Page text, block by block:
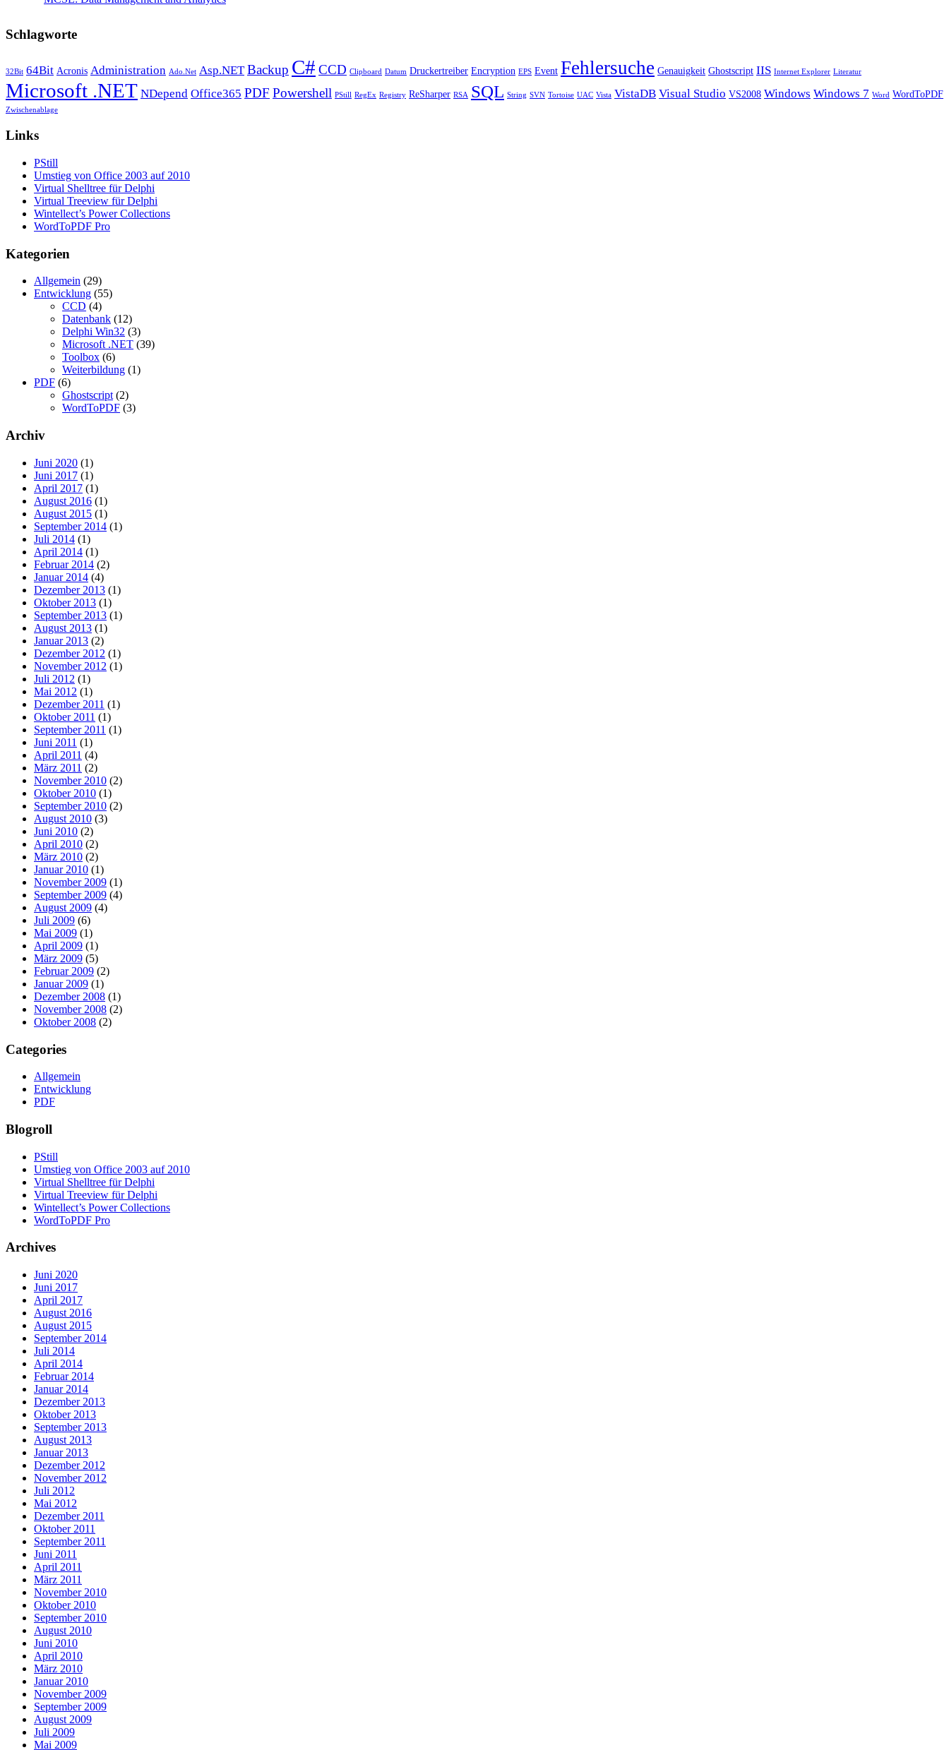
Schlagworte
32Bit 64Bit Acronis Administration Ado.Net Asp.NET Backup C# CCD Clipboard Datum Druckertreiber Encryption EPS Event Fehlersuche Genauigkeit Ghostscript IIS Internet Explorer Literatur
Microsoft .NET NDepend Office365 PDF Powershell PStill RegEx Registry ReSharper RSA SQL String SVN Tortoise UAC Vista VistaDB Visual Studio VS2008 Windows Windows 7 Word WordToPDF
Zwischenablage
Links
PStill
Umstieg von Office 2003 auf 2010
Virtual Shelltree für Delphi
Virtual Treeview für Delphi
Wintellect’s Power Collections
WordToPDF Pro
Kategorien
Allgemein (29)
Entwicklung (55)
CCD (4)
Datenbank (12)
Delphi Win32 (3)
Microsoft .NET (39)
Toolbox (6)
Weiterbildung (1)
PDF (6)
Ghostscript(2)
WordToPDF (3)
Archiv
Juni 2020 (1)
Juni 2017 (1)
April 2017 (1)
August 2016 (1)
August 2015 (1)
September 2014 (1)
Juli 2014 (1)
April 2014 (1)
Februar 2014 (2)
Januar 2014 (4)
Dezember 2013 (1)
Oktober 2013 (1)
September 2013 (1)
August 2013 (1)
Januar 2013 (2)
Dezember 2012 (1)
November 2012 (1)
Juli 2012 (1)
Mai 2012 (1)
Dezember 2011 (1)
Oktober 2011 (1)
September 2011 (1)
Juni 2011 (1)
April 2011 (4)
März 2011 (2)
November 2010 (2)
Oktober 2010 (1)
September 2010 (2)
August 2010 (3)
Juni 2010 (2)
April 2010 (2)
März 2010 (2)
Januar 2010 (1)
November 2009 (1)
September 2009 (4)
August 2009 (4)
Juli 2009 (6)
Mai 2009 (1)
April 2009 (1)
März 2009 (5)
Februar 2009 (2)
Januar 2009 (1)
Dezember 2008 (1)
November 2008 (2)
Oktober 2008 (2)
Categories
Allgemein
Entwicklung
PDF
Blogroll
PStill
Umstieg von Office 2003 auf 2010
Virtual Shelltree für Delphi
Virtual Treeview für Delphi
Wintellect’s Power Collections
WordToPDF Pro
Archives
Juni 2020
Juni 2017
April 2017
August 2016
August 2015
September 2014
Juli 2014
April 2014
Februar 2014
Januar 2014
Dezember 2013
Oktober 2013
September 2013
August 2013
Januar 2013
Dezember 2012
November 2012
Juli 2012
Mai 2012
Dezember 2011
Oktober 2011
September 2011
Juni 2011
April 2011
März 2011
November 2010
Oktober 2010
September 2010
August 2010
Juni 2010
April 2010
März 2010
Januar 2010
November 2009
September 2009
August 2009
Juli 2009
Mai 2009